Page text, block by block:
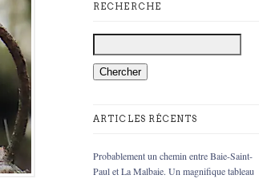
RECHERCHE
ARTICLES RÉCENTS
Probablement un chemin entre Baie-Saint-
Paul et La Malbaie. Un magnifique tableau